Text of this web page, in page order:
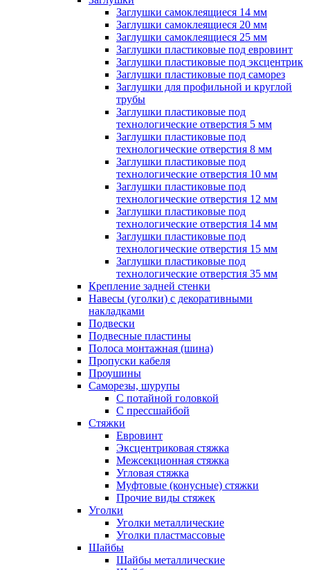
Заглушки самоклеящиеся 14 мм
Заглушки самоклеящиеся 20 мм
Заглушки самоклеящиеся 25 мм
Заглушки пластиковые под евровинт
Заглушки пластиковые под эксцентрик
Заглушки пластиковые под саморез
Заглушки для профильной и круглой
трубы
Заглушки пластиковые под
технологические отверстия 5 мм
Заглушки пластиковые под
технологические отверстия 8 мм
Заглушки пластиковые под
технологические отверстия 10 мм
Заглушки пластиковые под
технологические отверстия 12 мм
Заглушки пластиковые под
технологические отверстия 14 мм
Заглушки пластиковые под
технологические отверстия 15 мм
Заглушки пластиковые под
технологические отверстия 35 мм
Крепление задней стенки
Навесы (уголки) с декоративными
накладками
Подвески
Подвесные пластины
Полоса монтажная (шина)
Пропуски кабеля
Проушины
Саморезы, шурупы
С потайной головкой
С прессшайбой
Стяжки
Евровинт
Эксцентриковая стяжка
Межсекционная стяжка
Угловая стяжка
Муфтовые (конусные) стяжки
Прочие виды стяжек
Уголки
Уголки металлические
Уголки пластмассовые
Шайбы
Шайбы металлические